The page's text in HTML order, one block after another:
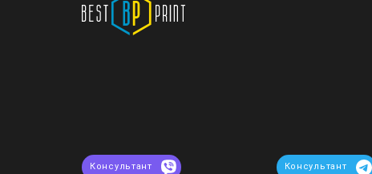
Консультант Консультант